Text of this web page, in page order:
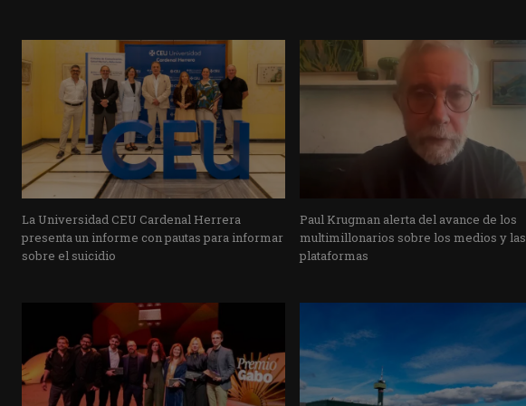
La Universidad CEU Cardenal Herrera
presenta un informe con pautas para informar
sobre el suicidio
Paul Krugman alerta del avance de los
multimillonarios sobre los medios y las
plataformas